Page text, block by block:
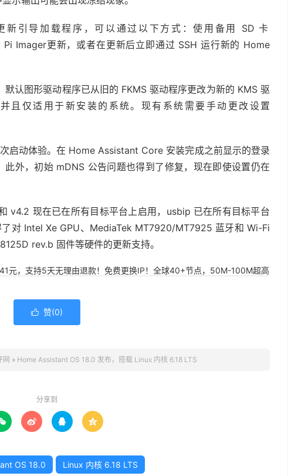
新引导加载程序，可以通过以下方式：使用备用 SD 卡
Pi Imager更新，或者在更新后立即通过 SSH 运行新的 Home
认图形驱动程序已从旧的 FKMS 驱动程序更改为新的 KMS 驱
且仅适用于新安装的系统。现有系统需要手动更改设置
启动体验。在 Home Assistant Core 安装完成之前显示的登录
外，初始 mDNS 公告问题也得到了修复，现在即使设置仍在
v4.2 现在已在所有目标平台上启用，usbip 已在所有目标平台
对 Intel Xe GPU、MediaTek MT7920/MT7925 蓝牙和 Wi-Fi
rev.b 固件等硬件的更新支持。
元，支持5天无理由退款！免费更换IP！全球40+节点，50M-100M超高
 赞(0)
网 » Home Assistant OS 18.0 发布，搭载 Linux 内核 6.18 LTS
分享到
  
OS 18.0 Linux 内核 6.18 LTS